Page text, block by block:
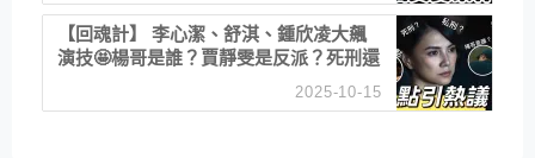
【回魂計】 李心潔、舒淇、鍾欣凌大飆
演技🤩楊哥是誰？賈靜雯是反派？死刑還
2025-10-15